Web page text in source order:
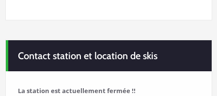
Contact station et location de skis
La station est actuellement fermée !!